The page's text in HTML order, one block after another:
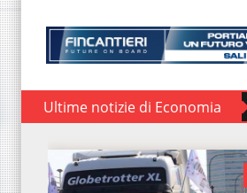
Ultime notizie di Economia
Fondazione FS,